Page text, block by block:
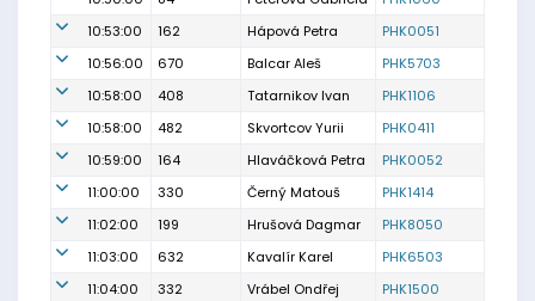
10:53:00
162 Hápová Petra
PHK0051
10:56:00
670 Balcar Aleš
PHK5703
10:58:00
408 Tatarnikov Ivan
PHK1106
10:58:00
482 Skvortcov Yurii
PHK0411
10:59:00
164 Hlaváčková Petra
PHK0052
11:00:00
330 Černý Matouš
PHK1414
11:02:00
199 Hrušová Dagmar
PHK8050
11:03:00
632 Kavalír Karel
PHK6503
11:04:00
332 Vrábel Ondřej
PHK1500